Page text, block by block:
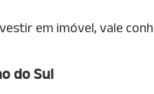
em imóvel, vale
do Sul